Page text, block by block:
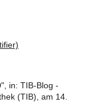
in: TIB-Blog -
(TIB), am 14.